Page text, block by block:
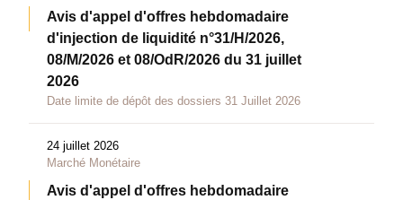
Avis d'appel d'offres hebdomadaire
d'injection de liquidité n°31/H/2026,
08/M/2026 et 08/OdR/2026 du 31 juillet
2026
Date limite de dépôt des dossiers 31 Juillet 2026
24 juillet 2026
Marché Monétaire
Avis d'appel d'offres hebdomadaire